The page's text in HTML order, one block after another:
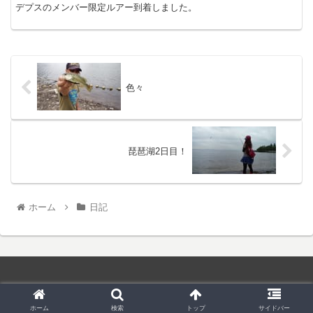
デプスのメンバー限定ルアー到着しました。
色々
琵琶湖2日目！
ホーム 日記
© 2019 和菓子屋さんのバス釣り.
ホーム 検索 トップ サイドバー